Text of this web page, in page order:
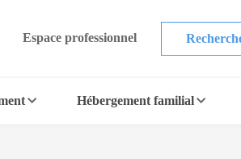
Espace professionnel
Hébergement familial